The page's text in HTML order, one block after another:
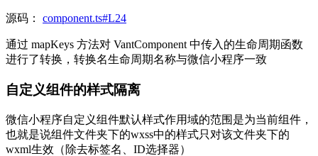
源码： component.ts#L24
通过 mapKeys 方法对 VantComponent 中传入的生命周期函数
进行了转换，转换名生命周期名称与微信小程序一致
自定义组件的样式隔离
微信小程序自定义组件默认样式作用域的范围是为当前组件，
也就是说组件文件夹下的wxss中的样式只对该文件夹下的
wxml生效（除去标签名、ID选择器）